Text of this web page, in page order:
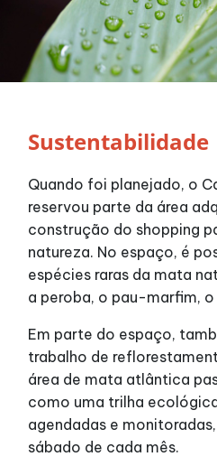
Horários
Cinema
Fique por dentro
Lojas
Alimentação
Sustentabilidade
Quando foi planejado, o
reservou parte da área
construção do shopping
natureza. No espaço, é
espécies raras da mata
a peroba, o pau-marfim,
Em parte do espaço,
trabalho de
área de mata atlântica
como uma trilha
agendadas e
sábado de cada mês.